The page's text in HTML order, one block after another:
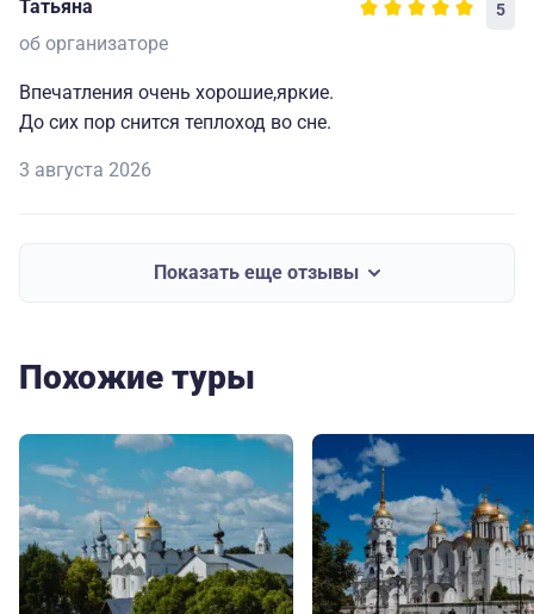
Татьяна 5
об организаторе
Впечатления очень хорошие,яркие.
До сих пор снится теплоход во сне.
3 августа 2026
Показать еще отзывы
Похожие туры